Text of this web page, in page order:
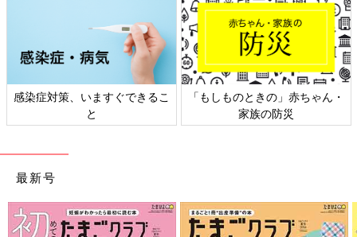
きるこ
「もしものときの」赤ちゃん・
日本外来小児科学会リ
ト検討会
最新号